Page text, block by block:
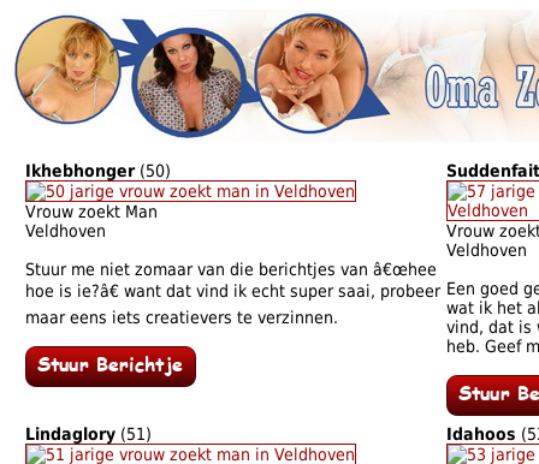
Ikhebhonger(50)
Vrouw zoekt Man
Veldhoven
Stuur me niet zomaar van die berichtjes van â€œhee
hoe is ie?â€ want dat vind ik echt super saai, probeer
maar eens iets creatievers te verzinnen.
Vrouw
Veldhoven
Een goed
wat ik het
vind, dat is
heb. Geef
Lindaglory (51) Idahoos